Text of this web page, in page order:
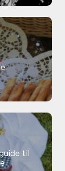
til